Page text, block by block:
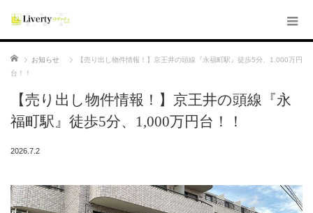
ホーム お知らせ
【売り出し物件情報！】京王井の頭線『永福町駅』徒歩5分、1,000万円
台！！
【売り出し物件情報！】京王井の頭線『永
福町駅』徒歩5分、1,000万円台！！
2026.7.2